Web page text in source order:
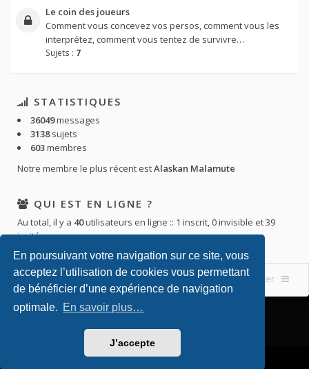
En poursuivant votre navigation sur ce site, vous
acceptez l’utilisation de cookies vous permettant
de bénéficier d’une expérience de navigation
optimale. En savoir plus…
J’accepte
Le coin des joueurs
Comment vous concevez vos persos, comment vous les
interprétez, comment vous tentez de survivre…
Sujets : 7
STATISTIQUES
36049messages
3138sujets
603membres
Notre membre le plus récent estAlaskan Malamute
QUI EST EN LIGNE ?
Au total, il y a 40utilisateurs en ligne :: 1 inscrit, 0 invisible et 39
invités
Accueil du forum Nous contacter